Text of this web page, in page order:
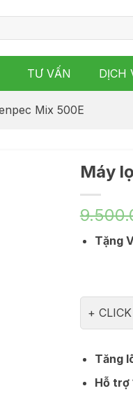
TƯ VẤN DỊCH
Mix 500E
Máy
Tặng
Tăng
Hỗ trợ